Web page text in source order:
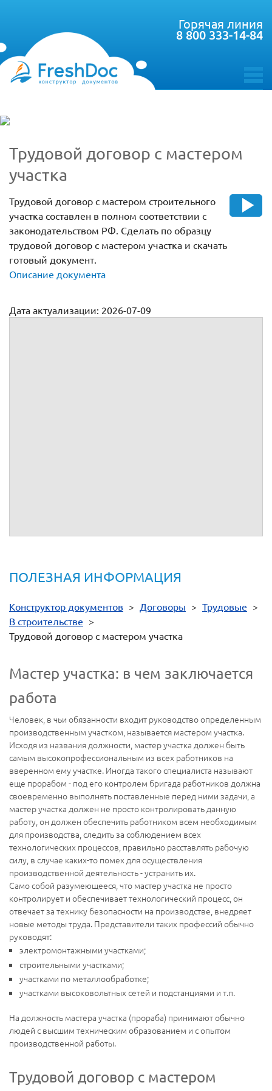
toggle
Горячая линия
8 800 333-14-84
Трудовой договор с мастером
участка
Трудовой договор с мастером строительного
участка составлен в полном соответствии с
законодательством РФ. Сделать по образцу
трудовой договор с мастером участка и скачать
готовый документ.
Описание документа
Дата актуализации: 2026-07-09
ПОЛЕЗНАЯ ИНФОРМАЦИЯ
Конструктор документов > Договоры > Трудовые >
В строительстве >
Трудовой договор с мастером участка
Мастер участка: в чем заключается
работа
Человек, в чьи обязанности входит руководство определенным
производственным участком, называется мастером участка.
Исходя из названия должности, мастер участка должен быть
самым высокопрофессиональным из всех работников на
вверенном ему участке. Иногда такого специалиста называют
еще прорабом - под его контролем бригада работников должна
своевременно выполнять поставленные перед ними задачи, а
мастер участка должен не просто контролировать данную
работу, он должен обеспечить работником всем необходимым
для производства, следить за соблюдением всех
технологических процессов, правильно расставлять рабочую
силу, в случае каких-то помех для осуществления
производственной деятельность - устранить их.
Само собой разумеющееся, что мастер участка не просто
контролирует и обеспечивает технологический процесс, он
отвечает за технику безопасности на производстве, внедряет
новые методы труда. Представители таких профессий обычно
руководят:
электромонтажными участками;
строительными участками;
участками по металлообработке;
участками высоковольтных сетей и подстанциями и т.п.
На должность мастера участка (прораба) принимают обычно
людей с высшим техническим образованием и с опытом
производственной работы.
Трудовой договор с мастером